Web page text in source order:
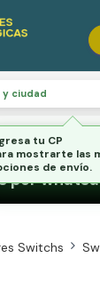
y ciudad
A TODO
por
Switchs
tu CP
mostrarte las
de envío.